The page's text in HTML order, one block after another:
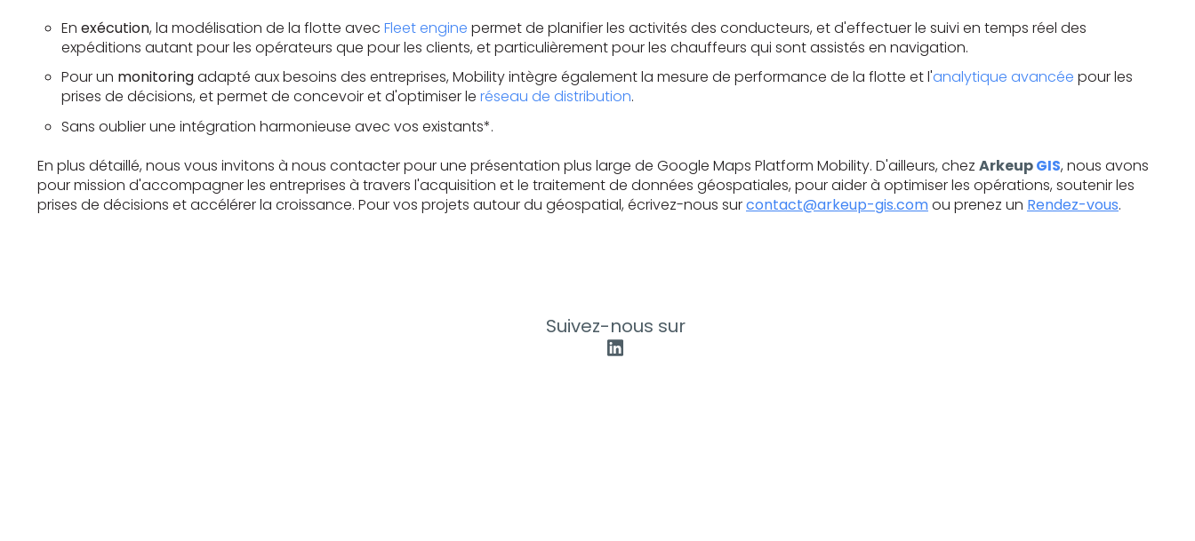
Enexécution, la modélisation de la flotte avecFleet engine permet de planifier les activités des conducteurs, et d'effectuer le suivi en temps réel des
expéditions autant pour les opérateurs que pour les clients, et particulièrement pour les chauffeurs qui sont assistés en navigation.
Pour un monitoringadapté aux besoins des entreprises, Mobility intègre également la mesure de performance de la flotte et l'analytique avancée pour les
prises de décisions, et permet de concevoir et d'optimiser leréseau de distribution.
Sans oublier une intégration harmonieuse avec vos existants*.
En plus détaillé, nous vous invitons à nous contacter pour une présentation plus large de Google Maps Platform Mobility. D'ailleurs, chez ArkeupGIS, nous avons
pour mission d'accompagner les entreprises à travers l'acquisition et le traitement de données géospatiales, pour aider à optimiser les opérations, soutenir les
prises de décisions et accélérer la croissance. Pour vos projets autour du géospatial, écrivez-nous surcontact@arkeup-gis.comou prenez un Rendez-vous.
Suivez-nous sur